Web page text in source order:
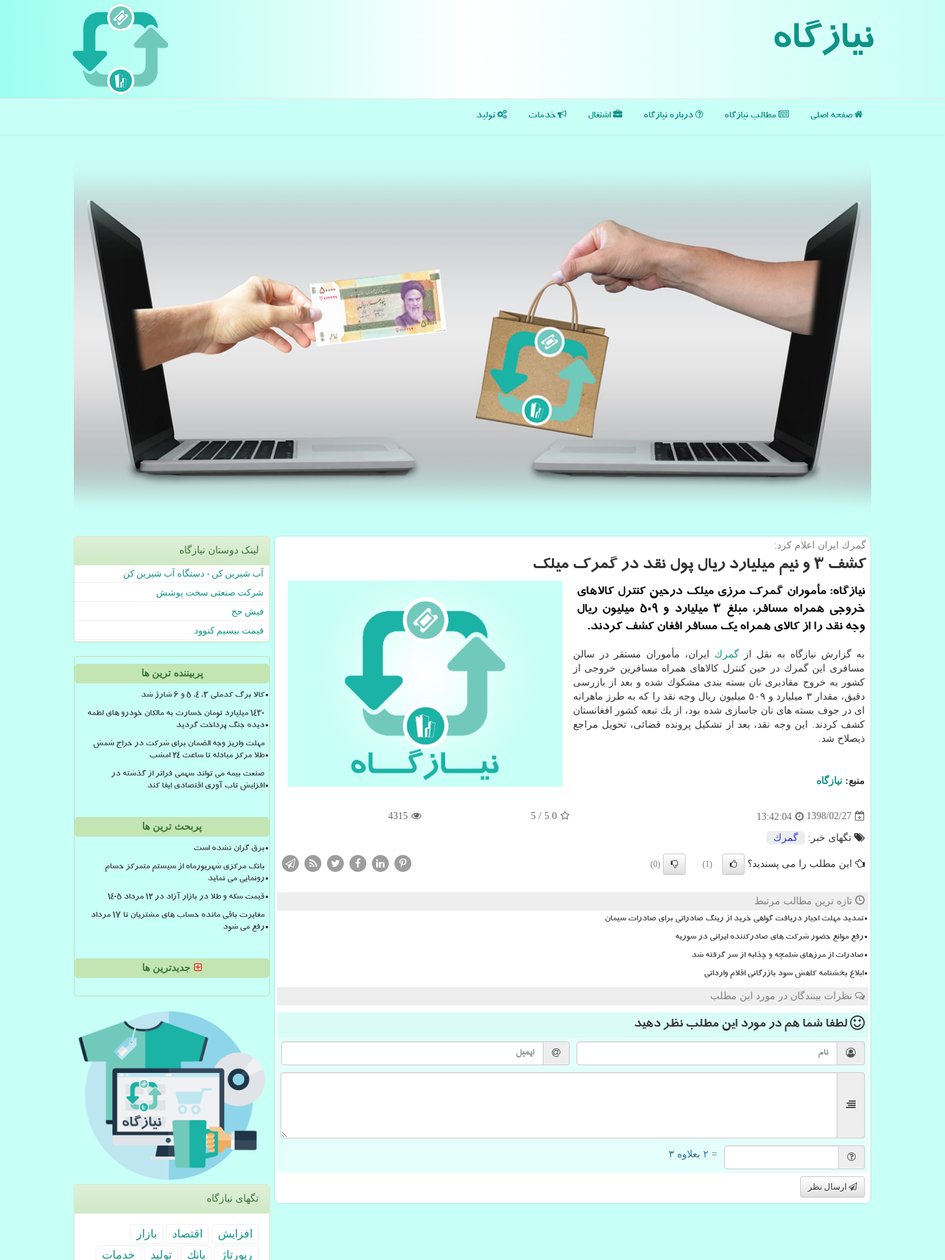
نیازگاه
صفحه اصلی مطالب نیازگاه درباره نیازگاه اشتغال خدمات تولید
گمرك ایران اعلام كرد:
كشف ۳ و نیم میلیارد ریال پول نقد در گمرك میلك
نیازگاه: مأموران گمرك مرزی میلك درحین كنترل كالاهای
خروجی همراه مسافر، مبلغ 3 میلیارد و 509 میلیون ریال
وجه نقد را از كالای همراه یك مسافر افغان كشف كردند.
به گزارش نیازگاه به نقل ازگمرك ایران، مأموران مستقر در سالن
مسافری این گمرك در حین كنترل كالاهای همراه مسافرین خروجی از
كشور به خروج مقادیری نان بسته بندی مشكوك شده و بعد از بازرسی
دقیق، مقدار ۳ میلیارد و ۵۰۹ میلیون ریال وجه نقد را كه به طرز ماهرانه
ای در جوف بسته های نان جاسازی شده بود، از یك تبعه كشور افغانستان
كشف كردند. این وجه نقد، بعد از تشكیل پرونده قضائی، تحویل مراجع
ذیصلاح شد.
منبع: نیازگاه
1398/02/27
13:42:04
5.0
/
5
4315
تگهای خبر: گمرك
این مطلب را می پسندید؟ (1)
(0)
تازه ترین مطالب مرتبط
تمدید مهلت اجبار دریافت گواهی خرید از رینگ صادراتی برای صادرات سیمان
رفع موانع حضور شرکت های صادرکننده ایرانی در سوریه
صادرات از مرزهای شلمچه و چذابه از سر گرفته شد
ابلاغ بخشنامه کاهش سود بازرگانی اقلام وارداتی
نظرات بینندگان در مورد این مطلب
لطفا شما همدر مورد این مطلب نظر دهید
= ۲ بعلاوه ۳
ارسال نظر
لینک دوستان نیازگاه
آب شیرین کن - دستگاه آب شیرین کن
شرکت صنعتی سخت پوشش
فیش حج
قیمت بیسیم کنوود
پربیننده ترین ها
کالا برگ کدملی 3، 4، 5 و 6 شارژ شد
۱۴۳۰ میلیارد تومان خسارت به مالکان خودرو های لطمه
دیده جنگ پرداخت گردید
مهلت واریز وجه الضمان برای شرکت در حراج شمش
طلا مرکز مبادله تا ساعت ۲۴ امشب
صنعت بیمه می تواند سهمی فراتر از گذشته در
افزایش تاب آوری اقتصادی ایفا کند
پربحث ترین ها
برق گران نشده است
بانک مرکزی شهریورماه از سیستم متمرکز حسام
رونمایی می نماید
قیمت سکه و طلا در بازار آزاد در ۱۲ مرداد ۱۴۰۵
مغایرت باقی مانده حساب های مشتریان تا 17 مرداد
رفع می شود
جدیدترین ها
تگهای نیازگاه
افزایش اقتصاد
بازار
رپورتاژ
بانك تولید خدمات